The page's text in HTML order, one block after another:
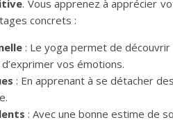
. Vous apprenez à apprécier
concrets :
: Le yoga permet de
vos émotions.
: En apprenant à se détacher
: Avec une bonne estime de